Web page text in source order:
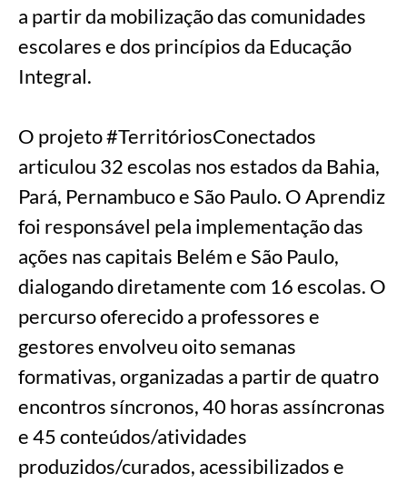
a partir da mobilização das comunidades
escolares e dos princípios da Educação
Integral.
O projeto #TerritóriosConectados
articulou 32 escolas nos estados da Bahia,
Pará, Pernambuco e São Paulo. O Aprendiz
foi responsável pela implementação das
ações nas capitais Belém e São Paulo,
dialogando diretamente com 16 escolas. O
percurso oferecido a professores e
gestores envolveu oito semanas
formativas, organizadas a partir de quatro
encontros síncronos, 40 horas assíncronas
e 45 conteúdos/atividades
produzidos/curados, acessibilizados e